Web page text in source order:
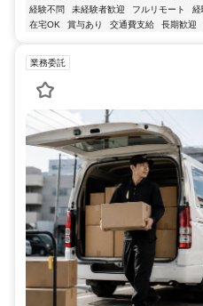
経験不問
未経験者歓迎 フルリモート 経
在宅OK
賞与あり 交通費支給 長期歓迎
業務委託